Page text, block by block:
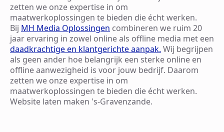
zetten we onze expertise in om
maatwerkoplossingen te bieden die écht werken.
Bij MH Media Oplossingen combineren we ruim 20
jaar ervaring in zowel online als offline media met een
daadkrachtige en klantgerichte aanpak. Wij begrijpen
als geen ander hoe belangrijk een sterke online en
offline aanwezigheid is voor jouw bedrijf. Daarom
zetten we onze expertise in om
maatwerkoplossingen te bieden die écht werken.
Website laten maken 's-Gravenzande.